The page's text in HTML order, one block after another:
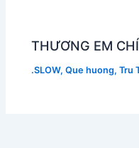
THƯƠNG EM
.SLOW,Que huong,Tru